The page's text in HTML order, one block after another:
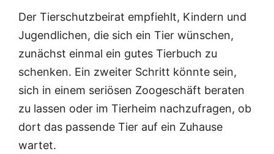
Der Tierschutzbeirat empfiehlt, Kindern und
Jugendlichen, die sich ein Tier wünschen,
zunächst einmal ein gutes Tierbuch zu
schenken. Ein zweiter Schritt könnte sein,
sich in einem seriösen Zoogeschäft beraten
zu lassen oder im Tierheim nachzufragen, ob
dort das passende Tier auf ein Zuhause
wartet.